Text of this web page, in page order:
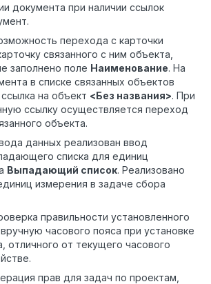
документа при наличии ссылок
перехода с карточки
связанного с ним объекта,
заполнено поле Наименование. На
в списке связанных объектов
на объект <Без названия>. При
ссылку осуществляется переход
объекта.
данных реализован ввод
списка для единиц
Выпадающий список. Реализовано
измерения в задаче сбора
правильности установленного
часового пояса при установке
отличного от текущего часового
прав для задач по проектам,